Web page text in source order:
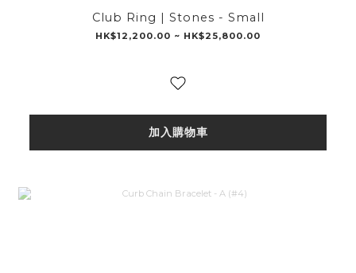
Club Ring | Stones - Small
HK$12,200.00 ~ HK$25,800.00
加入購物車